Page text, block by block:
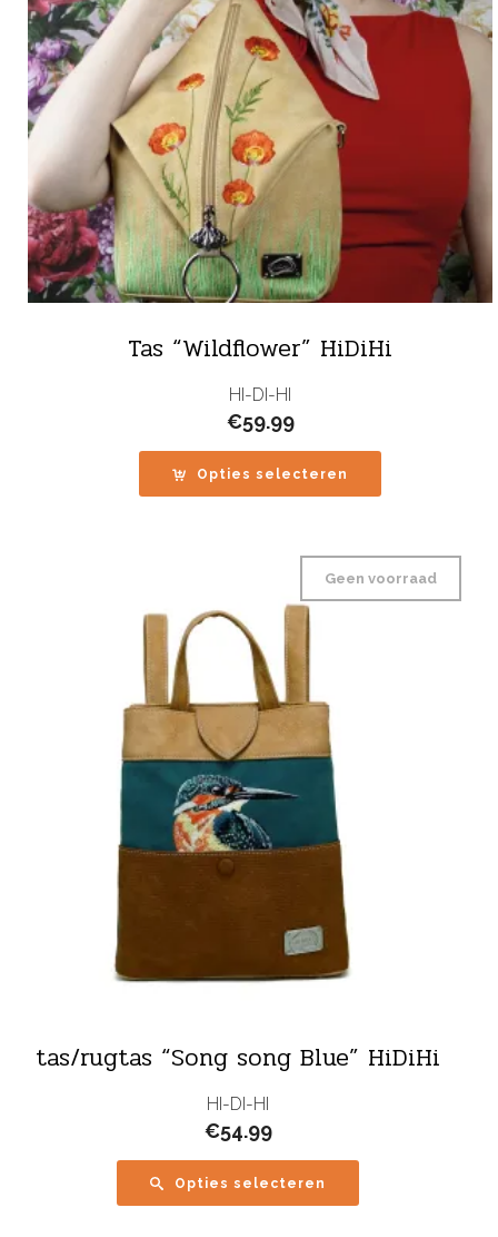
Tas “Wildflower” HiDiHi
HI-DI-HI
€59.99
Opties selecteren
tas/rugtas “Song song Blue” HiDiHi
Geen voorraad
HI-DI-HI
€54.99
Opties selecteren